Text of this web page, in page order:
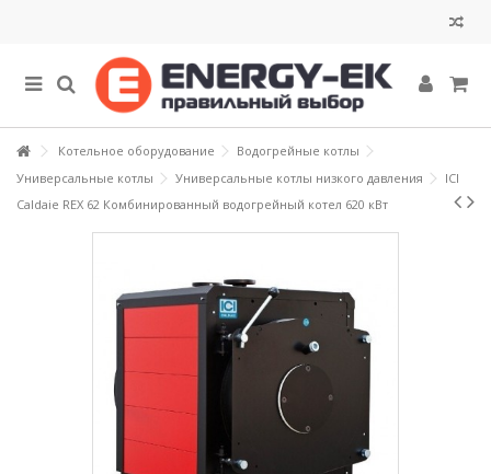
Котельное оборудование
Водогрейные котлы
Универсальные котлы
Универсальные котлы низкого давления
ICI
Caldaie REX 62 Комбинированный водогрейный котел 620 кВт